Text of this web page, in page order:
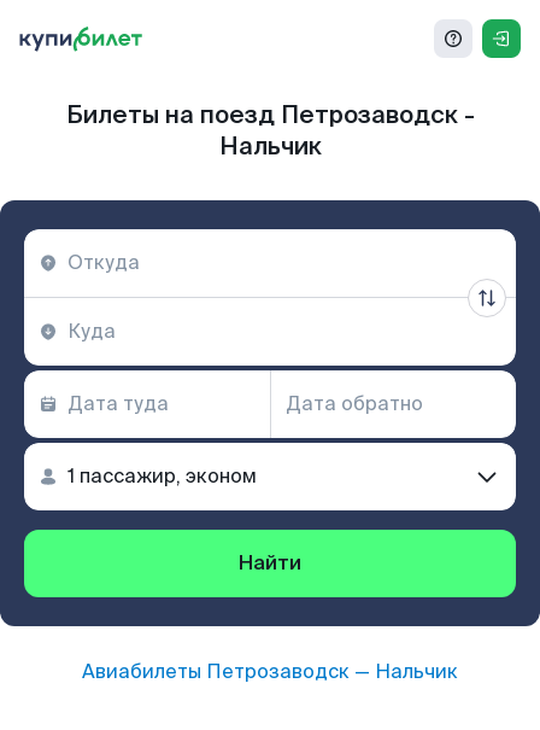
Билеты на поезд Петрозаводск -
Нальчик
Найти
Авиабилеты Петрозаводск — Нальчик